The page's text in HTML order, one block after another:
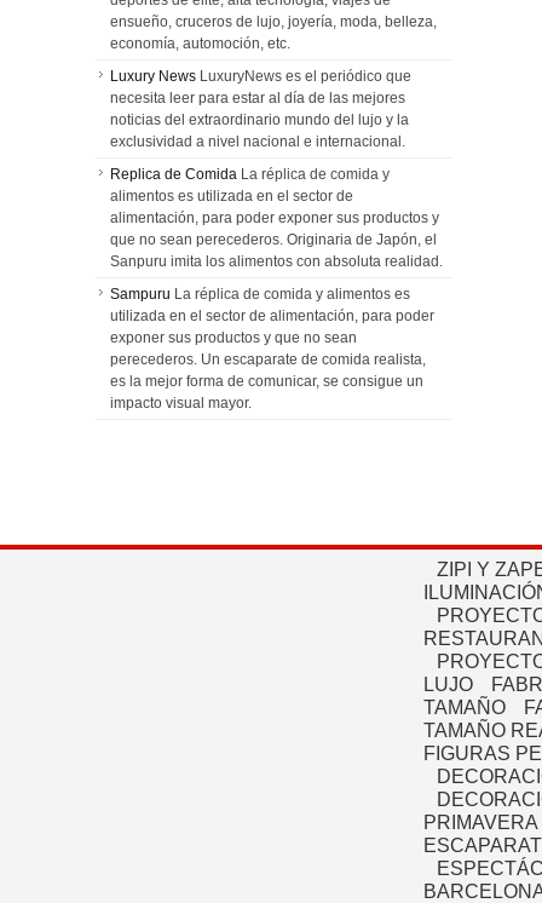
ensueño, cruceros de lujo, joyería, moda, belleza,
economía, automoción, etc.
Luxury News LuxuryNews es el periódico que
necesita leer para estar al día de las mejores
noticias del extraordinario mundo del lujo y la
exclusividad a nivel nacional e internacional.
Replica de Comida La réplica de comida y
alimentos es utilizada en el sector de
alimentación, para poder exponer sus productos y
que no sean perecederos. Originaria de Japón, el
Sanpuru imita los alimentos con absoluta realidad.
Sampuru La réplica de comida y alimentos es
utilizada en el sector de alimentación, para poder
exponer sus productos y que no sean
perecederos. Un escaparate de comida realista,
es la mejor forma de comunicar, se consigue un
impacto visual mayor.
ZIPI Y
LUJO
TAMAÑO
TAMAÑO
FIGURAS
PRIMAVERA